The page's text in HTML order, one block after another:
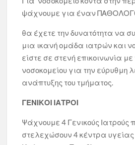
ψάχνουμε για έναν
θα έχετε την δυνατότητα να
μια ικανή ομάδα ιατρών και
είστε σε στενή επικοινωνία με
νοσοκομείου για την εύρυθμη
ανάπτυξης του τμήματος.
ΓΕΝΙΚΟΙ ΙΑΤΡΟΙ
Ψάχνουμε 4 Γενικούς Ιατρούς
στελεχώσουν 4 κέντρα υγείας